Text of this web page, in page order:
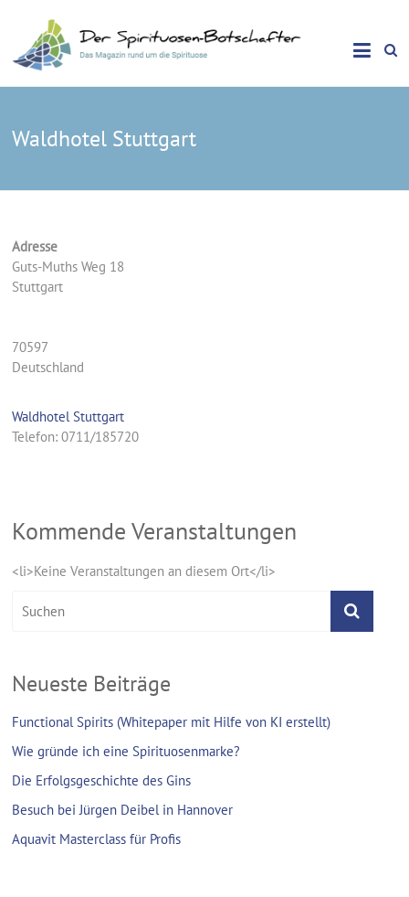
Spirituosen Botschafter
Waldhotel Stuttgart
Adresse
Guts-Muths Weg 18
Stuttgart
70597
Deutschland
Waldhotel Stuttgart
Telefon: 0711/185720
Kommende Veranstaltungen
<li>Keine Veranstaltungen an diesem Ort</li>
Neueste Beiträge
Functional Spirits (Whitepaper mit Hilfe von KI erstellt)
Wie gründe ich eine Spirituosenmarke?
Die Erfolgsgeschichte des Gins
Besuch bei Jürgen Deibel in Hannover
Aquavit Masterclass für Profis